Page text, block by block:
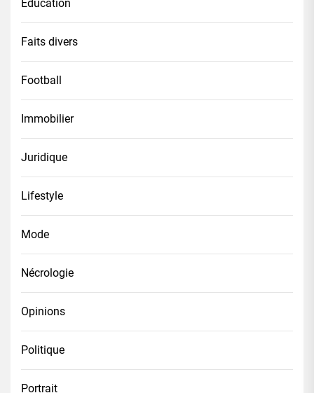
Éducation
Faits divers
Football
Immobilier
Juridique
Lifestyle
Mode
Nécrologie
Opinions
Politique
Portrait